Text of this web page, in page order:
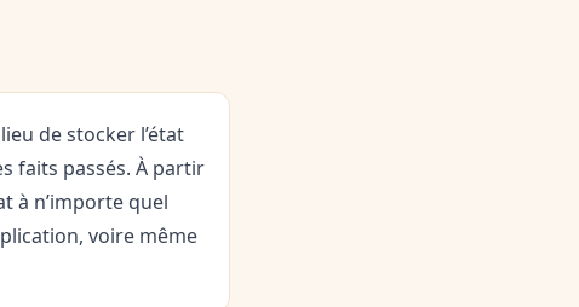
de stocker l’état
faits passés. À partir
à n’importe quel
voire même